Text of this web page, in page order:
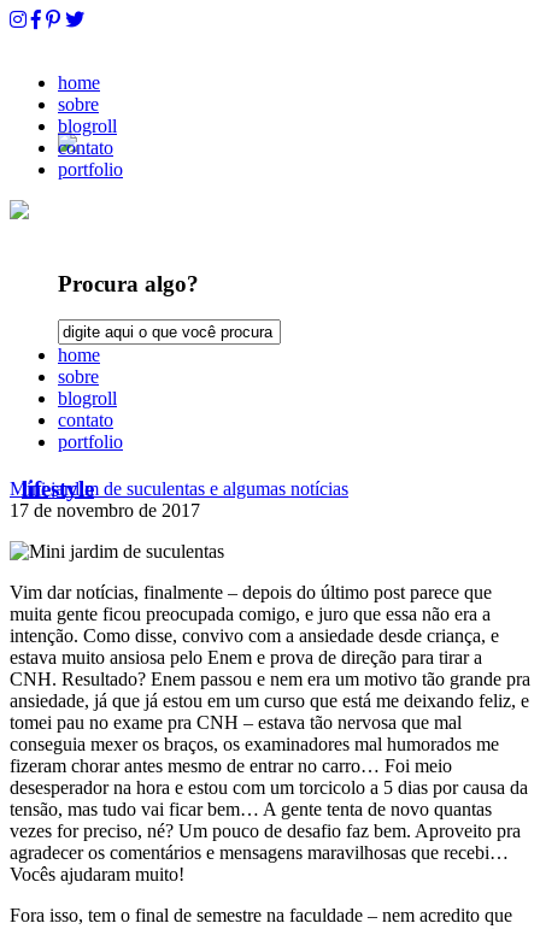
home
sobre
blogroll
contato
portfolio
Procura algo?
home
sobre
blogroll
contato
portfolio
lifestyle
Mini jardim de suculentas e algumas notícias
17 de novembro de 2017
Vim dar notícias, finalmente – depois do último post parece que
muita gente ficou preocupada comigo, e juro que essa não era a
intenção. Como disse, convivo com a ansiedade desde criança, e
estava muito ansiosa pelo Enem e prova de direção para tirar a
CNH. Resultado? Enem passou e nem era um motivo tão grande pra
ansiedade, já que já estou em um curso que está me deixando feliz, e
tomei pau no exame pra CNH – estava tão nervosa que mal
conseguia mexer os braços, os examinadores mal humorados me
fizeram chorar antes mesmo de entrar no carro… Foi meio
desesperador na hora e estou com um torcicolo a 5 dias por causa da
tensão, mas tudo vai ficar bem… A gente tenta de novo quantas
vezes for preciso, né? Um pouco de desafio faz bem. Aproveito pra
agradecer os comentários e mensagens maravilhosas que recebi…
Vocês ajudaram muito!
Fora isso, tem o final de semestre na faculdade – nem acredito que